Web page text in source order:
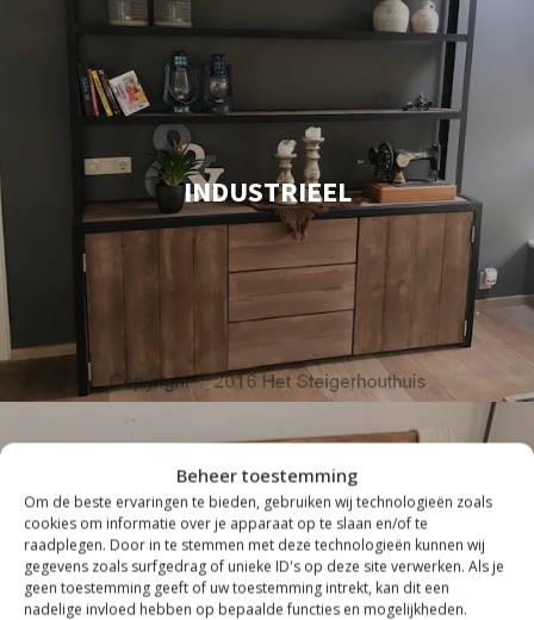
Beheer toestemming
Om de beste ervaringen te bieden, gebruiken wij technologieën zoals
cookies om informatie over je apparaat op te slaan en/of te
raadplegen. Door in te stemmen met deze technologieën kunnen wij
gegevens zoals surfgedrag of unieke ID's op deze site verwerken. Als je
geen toestemming geeft of uw toestemming intrekt, kan dit een
nadelige invloed hebben op bepaalde functies en mogelijkheden.
INDUSTRIEEL